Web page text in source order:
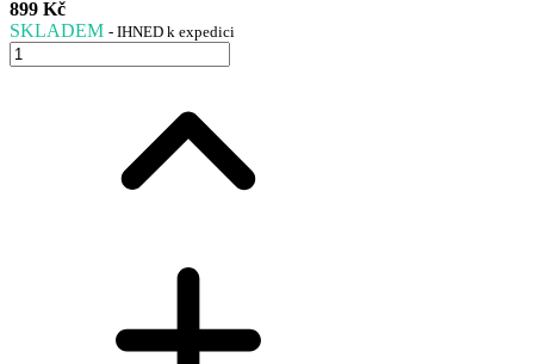
899 Kč
SKLADEM - IHNED k expedici